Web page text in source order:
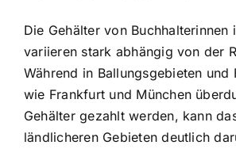
Die Gehälter von Buchhalterinnen
variieren stark abhängig von der
Während in Ballungsgebieten und
wie Frankfurt und München
Gehälter gezahlt werden, kann
ländlicheren Gebieten deutlich